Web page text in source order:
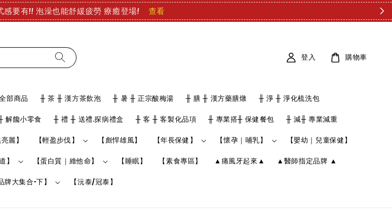
感要有!! 泡澡也能舒緩疲勞 療癒登場! 查看
部商品 ╫ 茶 ╫ 漢方茶飲泡 ╫ 暑 ╫ 正宗酸梅湯 ╫ 膳 ╫ 漢方藥膳燉 ╫ 淨 ╫ 淨化梳洗包
解饞小零食 ╫ 禮 ╫ 送禮.探病禮盒 ╫ 客 ╫ 客製化品項 ╫ 專業搭╫ 保健餐包 ╫ 減╫ 專業減重
麗】 【輕盈步伐】 【彪悍雄風】 【年長保健】 【懷孕｜哺乳】 【嬰幼｜兒童保健】
】 【蛋白質｜維他命】 【睡眠】 【素食專區】 ▲痛風牙起來▲ ▲醫師指定品牌 ▲
牌大集合-下】 【沅泰/冠泰】
登入 購物車